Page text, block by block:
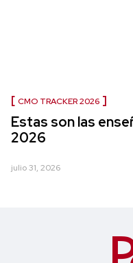
CMO TRACKER 2026
Estas son las
2026
julio 31, 2026